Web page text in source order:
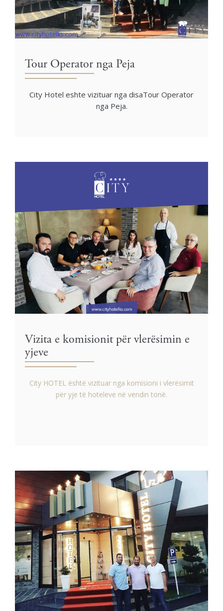
Tour Operator nga Peja
City Hotel eshte vizituar nga disaTour Operator
nga Peja.
Vizita e komisionit për vlerësimin e
yjeve
City HOTEL është vizituar nga komisioni i vlerësimit
për yje të hoteleve në vendin tonë.